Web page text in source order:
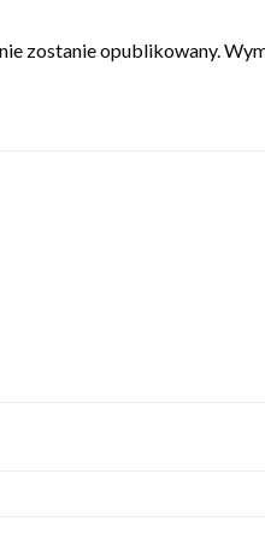
zostanie opublikowany.